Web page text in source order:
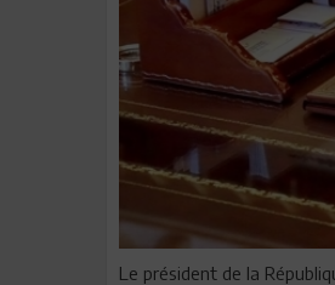
Le président de la